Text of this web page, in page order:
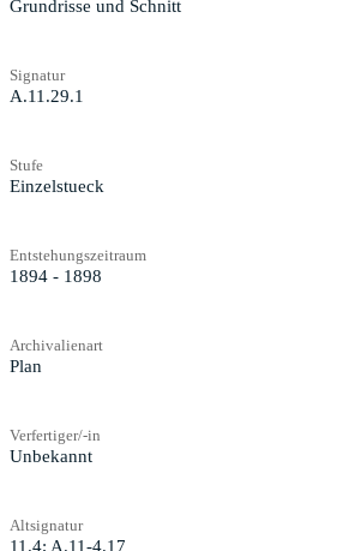
Grundrisse und Schnitt
Signatur
A.11.29.1
Stufe
Einzelstueck
Entstehungszeitraum
1894 - 1898
Archivalienart
Plan
Verfertiger/-in
Unbekannt
Altsignatur
11.4; A.11-4.17